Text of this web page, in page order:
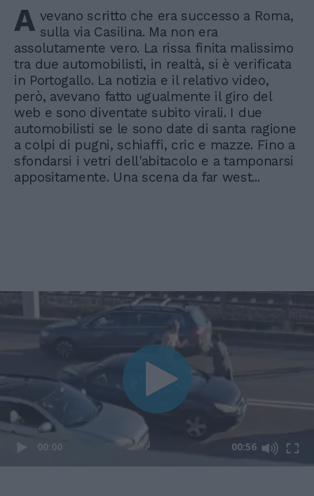
A vevano scritto che era successo a Roma,
sulla via Casilina. Ma non era
assolutamente vero. La rissa finita malissimo
tra due automobilisti, in realtà, si è verificata
in Portogallo. La notizia e il relativo video,
però, avevano fatto ugualmente il giro del
web e sono diventate subito virali. I due
automobilisti se le sono date di santa ragione
a colpi di pugni, schiaffi, cric e mazze. Fino a
sfondarsi i vetri dell'abitacolo e a tamponarsi
appositamente. Una scena da far west...
00:00 00:56